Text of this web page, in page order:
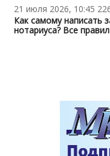
21 июля 2026, 10:45
Как самому написать
нотариуса? Все